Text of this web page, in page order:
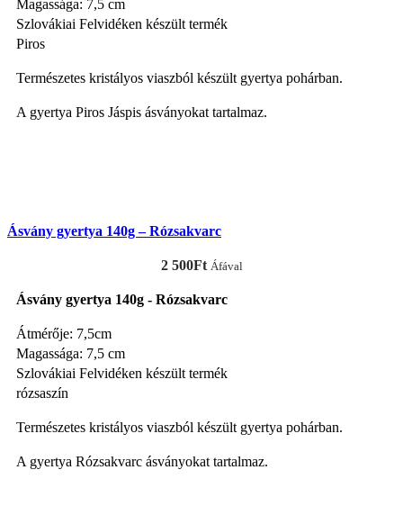
Magassága: 7,5 cm
Szlovákiai Felvidéken készült termék
Piros
Természetes kristályos viaszból készült gyertya pohárban.
A gyertya Piros Jáspis ásványokat tartalmaz.
Ásvány gyertya 140g – Rózsakvarc
2 500Ft Áfával
Ásvány gyertya 140g - Rózsakvarc
Átmérője: 7,5cm
Magassága: 7,5 cm
Szlovákiai Felvidéken készült termék
rózsaszín
Természetes kristályos viaszból készült gyertya pohárban.
A gyertya Rózsakvarc ásványokat tartalmaz.